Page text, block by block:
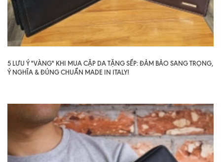
5 LƯU Ý "VÀNG" KHI MUA CẶP DA TẶNG SẾP: ĐẢM BẢO SANG TRỌNG,
Ý NGHĨA & ĐÚNG CHUẨN MADE IN ITALY!